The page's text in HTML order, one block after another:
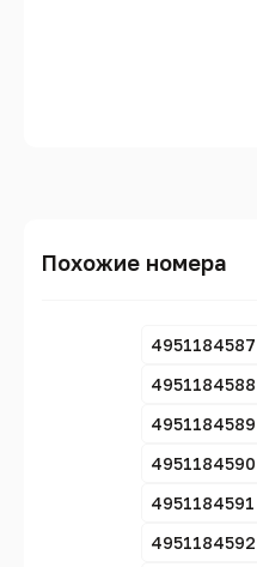
Похожие номера
4951184587
4951184588
4951184589
4951184590
4951184591
4951184592